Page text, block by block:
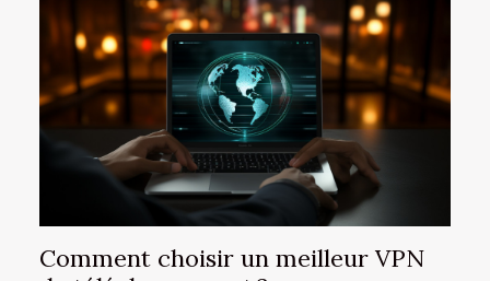
Comment choisir un meilleur VPN